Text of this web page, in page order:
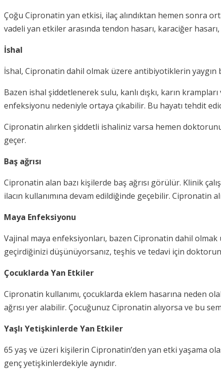
Çoğu Cipronatin yan etkisi, ilaç alındıktan hemen sonra
vadeli yan etkiler arasında tendon hasarı, karaciğer
İshal
İshal, Cipronatin dahil olmak üzere antibiyotiklerin yaygın
Bazen ishal şiddetlenerek sulu, kanlı dışkı, karın
enfeksiyonu nedeniyle ortaya çıkabilir. Bu hayatı tehdit
Cipronatin alırken şiddetli ishaliniz varsa hemen
geçer.
Baş ağrısı
Cipronatin alan bazı kişilerde baş ağrısı görülür. Klinik
ilacın kullanımına devam edildiğinde geçebilir. Cipronatin
Maya Enfeksiyonu
Vajinal maya enfeksiyonları, bazen Cipronatin dahil
geçirdiğinizi düşünüyorsanız, teşhis ve tedavi için
Çocuklarda Yan Etkiler
Cipronatin kullanımı, çocuklarda eklem hasarına neden
ağrısı yer alabilir. Çocuğunuz Cipronatin alıyorsa ve bu
Yaşlı Yetişkinlerde Yan Etkiler
65 yaş ve üzeri kişilerin Cipronatin’den yan etki yaşama
genç yetişkinlerdekiyle aynıdır.